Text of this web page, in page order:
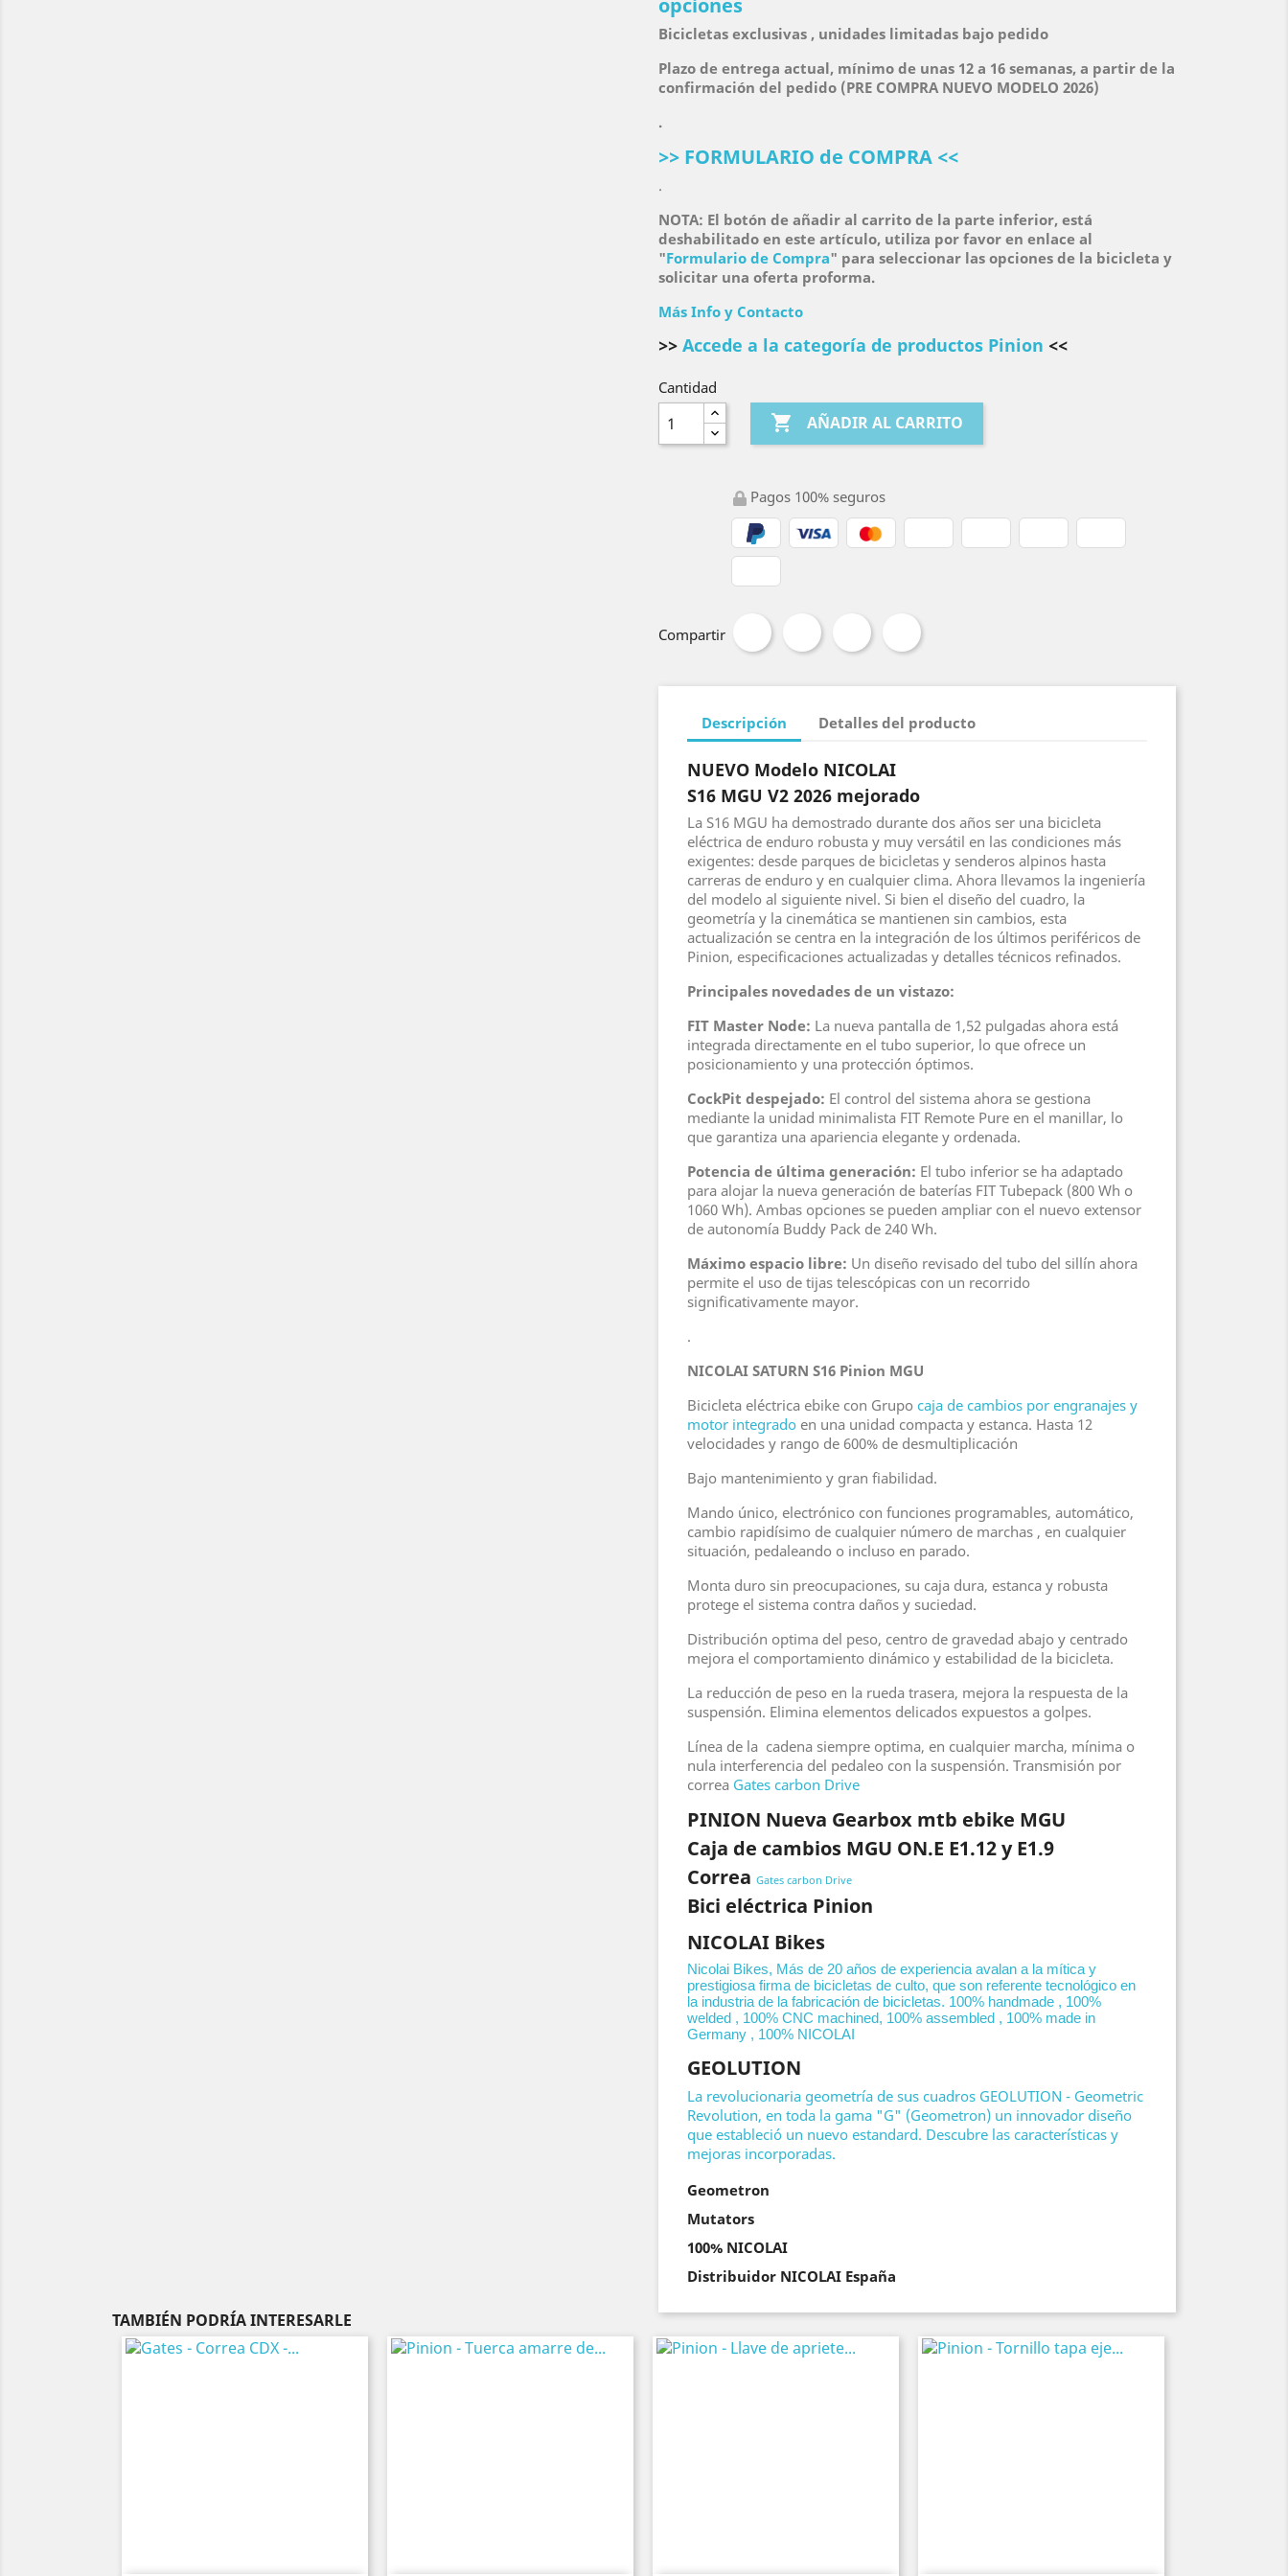
opciones
Bicicletas exclusivas , unidades limitadas bajo pedido
Plazo de entrega actual, mínimo de unas 12 a 16 semanas, a partir de la
confirmación del pedido (PRE COMPRA NUEVO MODELO 2026)
.
>> FORMULARIO de COMPRA <<
.
NOTA: El botón de añadir al carrito de la parte inferior, está
deshabilitado en este artículo, utiliza por favor en enlace al
"Formulario de Compra" para seleccionar las opciones de la bicicleta y
solicitar una oferta proforma.
Más Info y Contacto
>> Accede a la categoría de productos Pinion <<
Cantidad
 AÑADIR AL CARRITO
Pagos 100% seguros
Compartir
Descripción Detalles del producto
NUEVO Modelo NICOLAI
S16 MGU V2 2026 mejorado
La S16 MGU ha demostrado durante dos años ser una bicicleta
eléctrica de enduro robusta y muy versátil en las condiciones más
exigentes: desde parques de bicicletas y senderos alpinos hasta
carreras de enduro y en cualquier clima. Ahora llevamos la ingeniería
del modelo al siguiente nivel. Si bien el diseño del cuadro, la
geometría y la cinemática se mantienen sin cambios, esta
actualización se centra en la integración de los últimos periféricos de
Pinion, especificaciones actualizadas y detalles técnicos refinados.
Principales novedades de un vistazo:
FIT Master Node: La nueva pantalla de 1,52 pulgadas ahora está
integrada directamente en el tubo superior, lo que ofrece un
posicionamiento y una protección óptimos.
CockPit despejado: El control del sistema ahora se gestiona
mediante la unidad minimalista FIT Remote Pure en el manillar, lo
que garantiza una apariencia elegante y ordenada.
Potencia de última generación: El tubo inferior se ha adaptado
para alojar la nueva generación de baterías FIT Tubepack (800 Wh o
1060 Wh). Ambas opciones se pueden ampliar con el nuevo extensor
de autonomía Buddy Pack de 240 Wh.
Máximo espacio libre: Un diseño revisado del tubo del sillín ahora
permite el uso de tijas telescópicas con un recorrido
significativamente mayor.
.
NICOLAI SATURN S16 Pinion MGU
Bicicleta eléctrica ebike con Grupo caja de cambios por engranajes y
motor integrado en una unidad compacta y estanca. Hasta 12
velocidades y rango de 600% de desmultiplicación
Bajo mantenimiento y gran fiabilidad.
Mando único, electrónico con funciones programables, automático,
cambio rapidísimo de cualquier número de marchas , en cualquier
situación, pedaleando o incluso en parado.
Monta duro sin preocupaciones, su caja dura, estanca y robusta
protege el sistema contra daños y suciedad.
Distribución optima del peso, centro de gravedad abajo y centrado
mejora el comportamiento dinámico y estabilidad de la bicicleta.
La reducción de peso en la rueda trasera, mejora la respuesta de la
suspensión. Elimina elementos delicados expuestos a golpes.
Línea de la cadena siempre optima, en cualquier marcha, mínima o
nula interferencia del pedaleo con la suspensión. Transmisión por
correa Gates carbon Drive
PINION Nueva Gearbox mtb ebike MGU
Caja de cambios MGU ON.E E1.12 y E1.9
Correa Gates carbon Drive
Bici eléctrica Pinion
NICOLAI Bikes
Nicolai Bikes, Más de 20 años de experiencia avalan a la mítica y
prestigiosa firma de bicicletas de culto, que son referente tecnológico en
la industria de la fabricación de bicicletas. 100% handmade , 100%
welded , 100% CNC machined, 100% assembled , 100% made in
Germany , 100% NICOLAI
GEOLUTION
La revolucionaria geometría de sus cuadros GEOLUTION - Geometric
Revolution, en toda la gama "G" (Geometron) un innovador diseño
que estableció un nuevo estandard. Descubre las características y
mejoras incorporadas.
Geometron
Mutators
100% NICOLAI
Distribuidor NICOLAI España
TAMBIÉN PODRÍA INTERESARLE